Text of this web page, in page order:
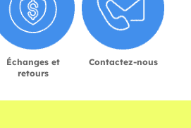
Échanges et
retours
Contactez-nous